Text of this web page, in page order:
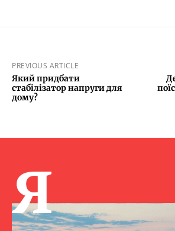
PREVIOUS ARTICLE
Який придбати
стабілізатор напруги для
дому?
Я